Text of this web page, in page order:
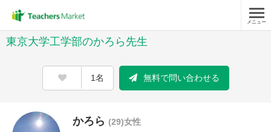
メニュー
東京大学工学部のかろら先生
1名 無料で問い合わせる
かろら (29)女性